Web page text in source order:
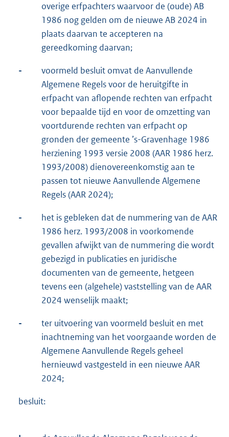
overige erfpachters waarvoor de (oude) AB
1986 nog gelden om de nieuwe AB 2024 in
plaats daarvan te accepteren na
gereedkoming daarvan;
-
voormeld besluit omvat de Aanvullende
Algemene Regels voor de heruitgifte in
erfpacht van aflopende rechten van erfpacht
voor bepaalde tijd en voor de omzetting van
voortdurende rechten van erfpacht op
gronden der gemeente ’s-Gravenhage 1986
herziening 1993 versie 2008 (AAR 1986 herz.
1993/2008) dienovereenkomstig aan te
passen tot nieuwe Aanvullende Algemene
Regels (AAR 2024);
-
het is gebleken dat de nummering van de AAR
1986 herz. 1993/2008 in voorkomende
gevallen afwijkt van de nummering die wordt
gebezigd in publicaties en juridische
documenten van de gemeente, hetgeen
tevens een (algehele) vaststelling van de AAR
2024 wenselijk maakt;
-
ter uitvoering van voormeld besluit en met
inachtneming van het voorgaande worden de
Algemene Aanvullende Regels geheel
hernieuwd vastgesteld in een nieuwe AAR
2024;
besluit: